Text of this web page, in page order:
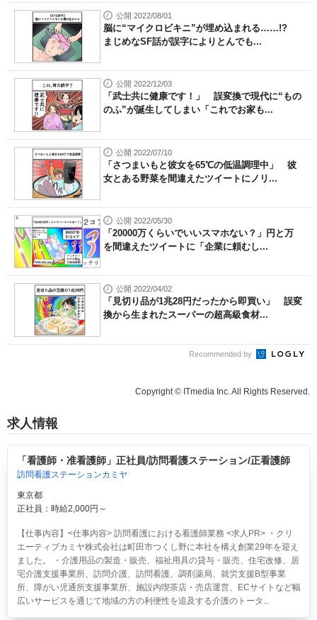
公開 2022/08/01
脳に“マイクロビキニ”が埋め込まれる……!?
まじめなSF話が誤字によりとんでも...
公開 2022/12/03
「武士共に健康です！」 誤変換で現代に“もの
のふ”が誕生してしまい「これでお家も...
公開 2022/07/10
「さつまいもと彼女を65℃の低温調理中」 彼
女とある野菜を間違えたツイートにノリ...
公開 2022/05/30
「20000万くらいでいいスマホない？」円と万
を間違えたツイートに「企業に頼むし...
公開 2022/04/02
「見切り品が1兆28円だったから即買い」 誤変
換から生まれたスーパーの超高級食材...
Recommended by
Copyright © ITmedia Inc. All Rights Reserved.
求人情報
「看護師・准看護師」正社員/訪問看護ステーション/正看護師
訪問看護ステーションカミヤ
東京都
正社員：時給2,000円～
【仕事内容】<仕事内容> 訪問看護における看護師業務 <求人PR> ・クリ
エーティブカミヤ株式会社は町田市つくし野に本社を構え創業29年を迎え
ました。 ・介護用品の製造・販売、福祉用具の貸与・販売、住宅改修、居
宅介護支援事業所、訪問介護、訪問看護、調剤薬局、就労支援B型事業
所、障がい児通所支援事業所、施設内喫茶店・売店運営、ECサイトなど幅
広いサービスを通じて地域の方の利便性を追及する介護のトータ...